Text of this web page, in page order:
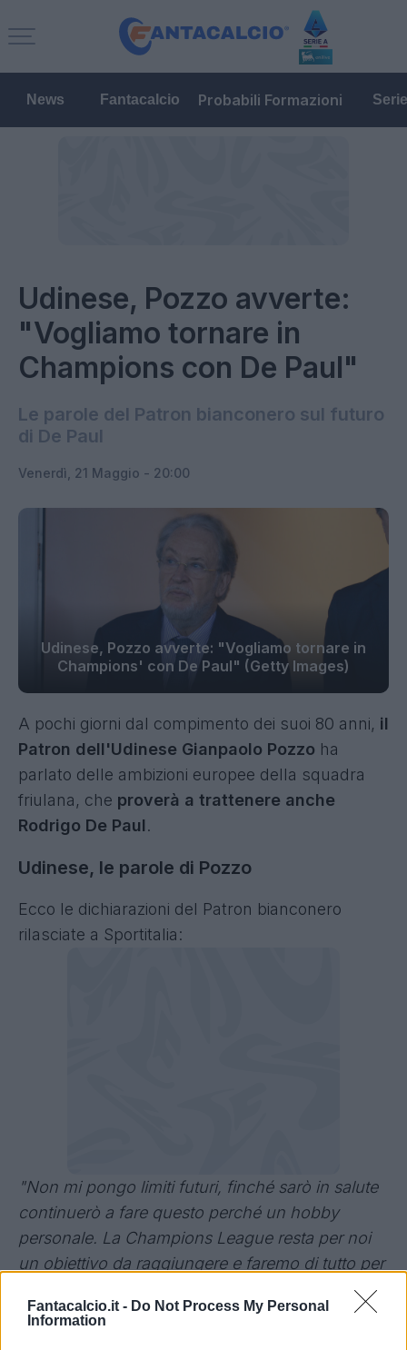
Fantacalcio.it - Do Not Process My Personal
Information
News Fantacalcio Probabili Formazioni
Udinese, Pozzo avverte:
"Vogliamo tornare in
Champions con De Paul"
Le parole del Patron bianconero sul futuro
di De Paul
Venerdì, 21 Maggio - 20:00
Udinese, Pozzo avverte: "Vogliamo tornare in
Champions' con De Paul" (Getty Images)
A pochi giorni dal compimento dei suoi 80 anni, il
Patron dell'Udinese Gianpaolo Pozzo ha
parlato delle ambizioni europee della squadra
friulana, che proverà a trattenere anche
Rodrigo De Paul.
Udinese, le parole di Pozzo
Ecco le dichiarazioni del Patron bianconero
rilasciate a Sportitalia:
"Non mi pongo limiti futuri, finché sarò in salute
continuerò a fare questo perché un hobby
personale. La Champions League resta per noi
un obiettivo da raggiungere e faremo di tutto per
Su De Paul